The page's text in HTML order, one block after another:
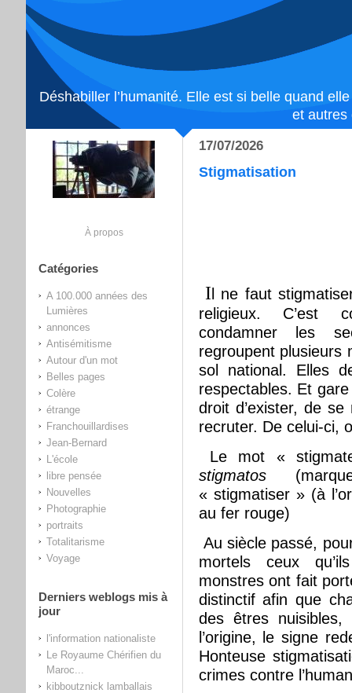
Déshabiller l’humanité. Elle est si belle quand
et autres
À propos
Catégories
A 100.000 années des
Lumières
annonces
Antisémitisme
Autour d'un mot
Belles pages
Colère
étrange
Franchouillardises
Jean-Bernard
L'école
libre pensée
Nouvelles
Photographie
portraits
Totalitarisme
Voyage
Derniers weblogs mis à
jour
l'information nationaliste
Le Royaume Chérifien du
Maroc...
kibboutznick lamballais
17/07/2026
Stigmatisation
Il ne faut
religieux. C’est
condamner les
regroupent plusieurs
sol national. Elles
respectables. Et
droit d’exister, de
recruter. De celui-ci,
Le mot «
stigmatos
« stigmatiser » (à
au fer rouge)
Au siècle passé,
mortels ceux
monstres ont fait
distinctif afin que
des êtres
l’origine, le signe
Honteuse
crimes contre